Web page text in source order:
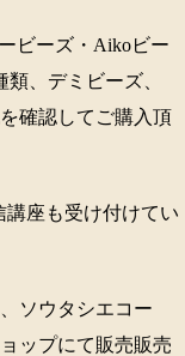
ビーズ・Aikoビー
、デミビーズ、
確認してご購入頂
講座も受け付けてい
ソウタシエコー
ップにて販売販売